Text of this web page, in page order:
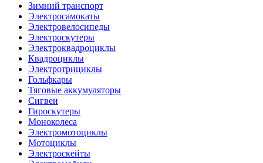
Зимний транспорт
Электросамокаты
Электровелосипеды
Электроскутеры
Электроквадроциклы
Квадроциклы
Электротрициклы
Гольфкары
Тяговые аккумуляторы
Сигвеи
Гироскутеры
Моноколеса
Электромотоциклы
Мотоциклы
Электроскейты